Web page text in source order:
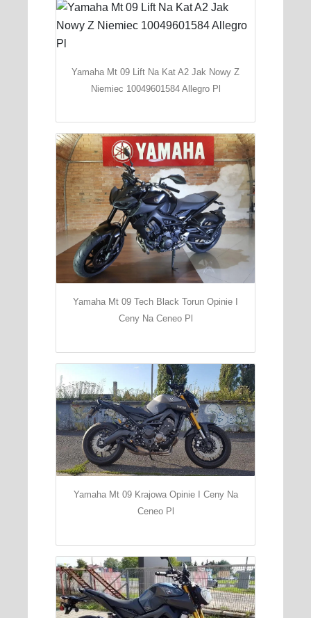
Yamaha Mt 09 Lift Na Kat A2 Jak Nowy Z
Niemiec 10049601584 Allegro Pl
Yamaha Mt 09 Tech Black Torun Opinie I
Ceny Na Ceneo Pl
Yamaha Mt 09 Krajowa Opinie I Ceny Na
Ceneo Pl